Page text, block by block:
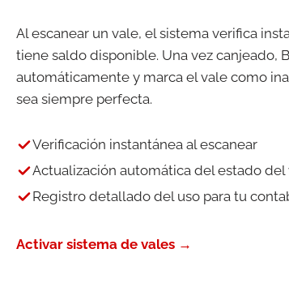
Al escanear un vale, el sistema verifica
tiene saldo disponible. Una vez canjeado,
automáticamente y marca el vale como
sea siempre perfecta.
Verificación instantánea al escanear
Actualización automática del estado del
Registro detallado del uso para tu
Activar sistema de vales →